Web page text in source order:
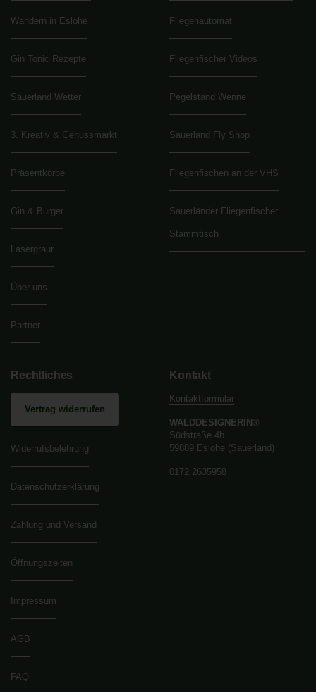
Wandern in Eslohe
Gin Tonic Rezepte
Sauerland Wetter
3. Kreativ & Genussmarkt
Präsentkörbe
Gin & Burger
Lasergraur
Über uns
Partner
Fliegenautomat
Fliegenfischer Videos
Pegelstand Wenne
Sauerland Fly Shop
Fliegenfischen an der VHS
Sauerländer Fliegenfischer
Stammtisch
Rechtliches
Vertrag widerrufen
Widerrufsbelehrung
Datenschutzerklärung
Zahlung und Versand
Öffnungszeiten
Impressum
AGB
FAQ
Kontakt
Kontaktformular
WALDDESIGNERIN®
Südstraße 4b
59889 Eslohe (Sauerland)
0172 2635958